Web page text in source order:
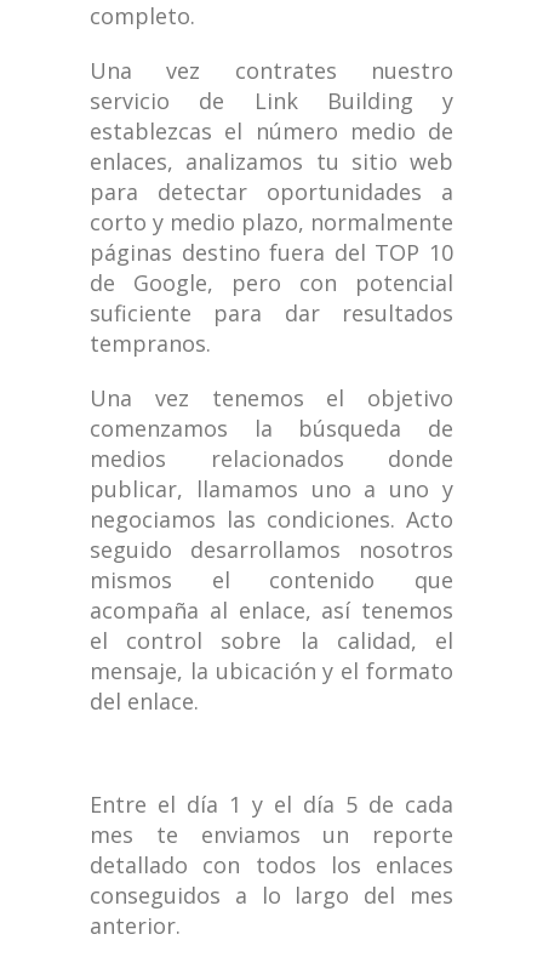
completo.
Una vez contrates nuestro
servicio de Link Building y
establezcas el número medio de
enlaces, analizamos tu sitio web
para detectar oportunidades a
corto y medio plazo, normalmente
páginas destino fuera del TOP 10
de Google, pero con potencial
suficiente para dar resultados
tempranos.
Una vez tenemos el objetivo
comenzamos la búsqueda de
medios relacionados donde
publicar, llamamos uno a uno y
negociamos las condiciones. Acto
seguido desarrollamos nosotros
mismos el contenido que
acompaña al enlace, así tenemos
el control sobre la calidad, el
mensaje, la ubicación y el formato
del enlace.
Entre el día 1 y el día 5 de cada
mes te enviamos un reporte
detallado con todos los enlaces
conseguidos a lo largo del mes
anterior.